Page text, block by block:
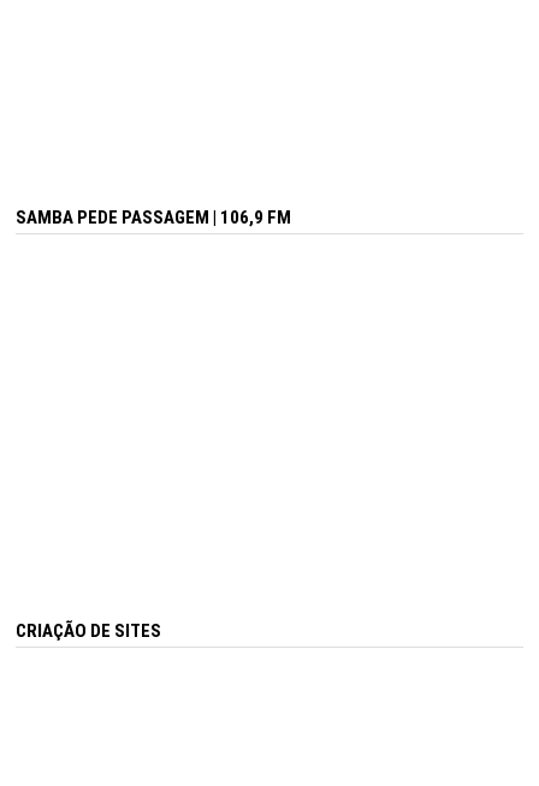
SAMBA PEDE PASSAGEM | 106,9 FM
CRIAÇÃO DE SITES